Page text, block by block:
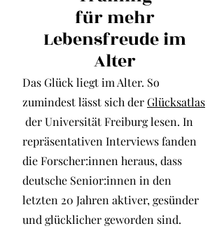
für mehr
Lebensfreude im
Alter
Das Glück liegt im Alter. So
zumindest lässt sich derGlücksatlas
der Universität Freiburg lesen. In
repräsentativen Interviews fanden
die Forscher:innen heraus, dass
deutsche Senior:innen in den
letzten 20 Jahren aktiver, gesünder
und glücklicher geworden sind.